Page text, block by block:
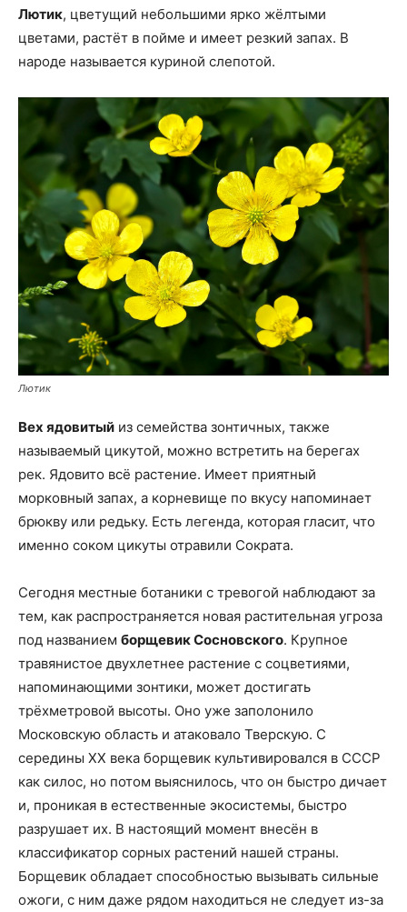
Лютик, цветущий небольшими ярко жёлтыми
цветами, растёт в пойме и имеет резкий запах. В
народе называется куриной слепотой.
Лютик
Вех ядовитый из семейства зонтичных, также
называемый цикутой, можно встретить на берегах
рек. Ядовито всё растение. Имеет приятный
морковный запах, а корневище по вкусу напоминает
брюкву или редьку. Есть легенда, которая гласит, что
именно соком цикуты отравили Сократа.
Сегодня местные ботаники с тревогой наблюдают за
тем, как распространяется новая растительная угроза
под названием борщевик Сосновского. Крупное
травянистое двухлетнее растение с соцветиями,
напоминающими зонтики, может достигать
трёхметровой высоты. Оно уже заполонило
Московскую область и атаковало Тверскую. С
середины XX века борщевик культивировался в СССР
как силос, но потом выяснилось, что он быстро дичает
и, проникая в естественные экосистемы, быстро
разрушает их. В настоящий момент внесён в
классификатор сорных растений нашей страны.
Борщевик обладает способностью вызывать сильные
ожоги, с ним даже рядом находиться не следует из-за